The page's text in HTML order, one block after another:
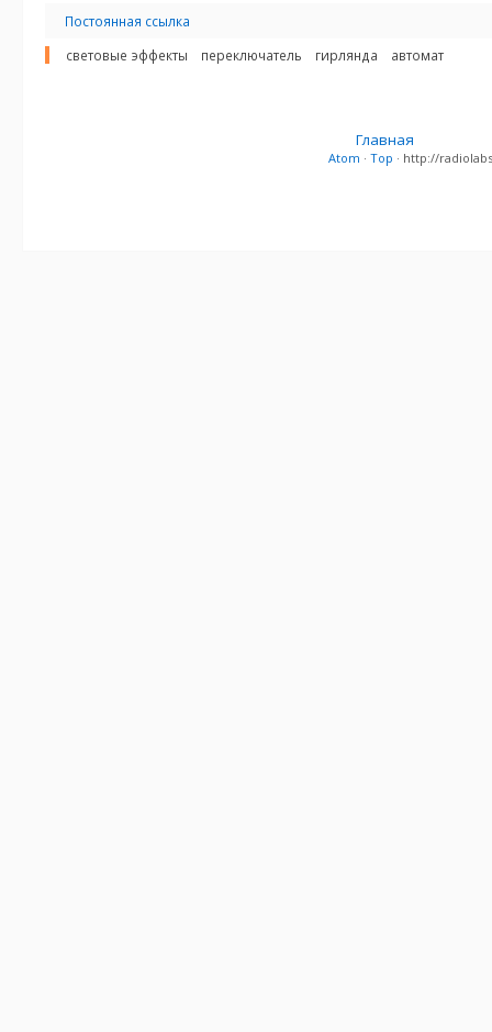
Постоянная ссылка
световые эффекты
переключатель гирлянда автомат
Главная
Atom · Top · http://